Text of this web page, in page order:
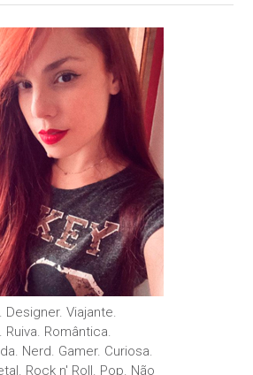
Designer. Viajante.
Ruiva. Romântica.
Nerd. Gamer. Curiosa.
Rock n' Roll. Pop. Não